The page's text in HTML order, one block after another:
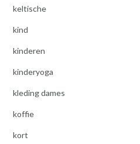
keltische
kind
kinderen
kinderyoga
kleding dames
koffie
kort